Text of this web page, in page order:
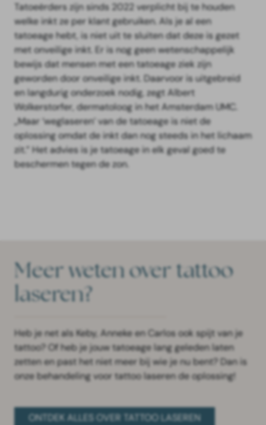
Tatoeërders zijn sinds 2022 verplicht bij te houden
welke inkt ze per klant gebruiken. Als je al een
tatoeage hebt, is niet uit te sluiten dat deze is gezet
met onveilige inkt. Er is nog geen wetenschappelijk
bewijs dat mensen met een tatoeage ziek zijn
geworden door onveilige inkt. Daarvoor is uitgebreid
en langdurig onderzoek nodig, zegt Albert
Wolkerstorfer, dermatoloog in het Amsterdam UMC.
„Maar ‘weglaseren’ van de tatoeage is niet de
oplossing omdat de inkt dan nog steeds in het lichaam
zit.” Het advies is je tatoeage in elk geval goed te
beschermen tegen de zon.
Meer weten over tattoo
laseren?
Heb je net als Keby, Anneke en Carlos ook spijt van je
tattoo? Of heb je jouw tatoeage lang geleden laten
zetten en past het niet meer bij wie je nu bent? Dan is
onze behandeling voor tattoo laseren de oplossing!
ONTDEK ALLES OVER TATTOO LASEREN